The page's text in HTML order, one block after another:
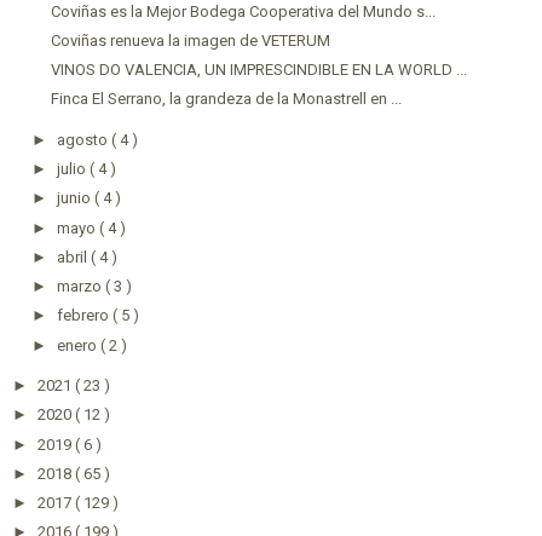
Coviñas es la Mejor Bodega Cooperativa del Mundo s...
Coviñas renueva la imagen de VETERUM
VINOS DO VALENCIA, UN IMPRESCINDIBLE EN LA WORLD ...
Finca El Serrano, la grandeza de la Monastrell en ...
► agosto ( 4 )
► julio ( 4 )
► junio ( 4 )
► mayo ( 4 )
► abril ( 4 )
► marzo ( 3 )
► febrero ( 5 )
► enero ( 2 )
► 2021 ( 23 )
► 2020 ( 12 )
► 2019 ( 6 )
► 2018 ( 65 )
► 2017 ( 129 )
► 2016 ( 199 )